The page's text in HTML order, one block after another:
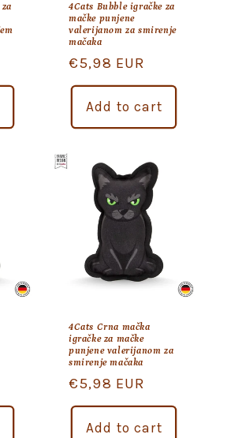
4Cats Bubble igračke za
mačke punjene
valerijanom za smirenje
mačaka
Regular
price
€5,98 EUR
Add to cart
4Cats Crna mačka
igračke za mačke
punjene valerijanom za
smirenje mačaka
Regular
price
€5,98 EUR
Add to cart